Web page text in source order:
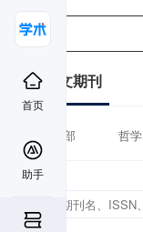
首页
助手
中文期刊
全部 哲学